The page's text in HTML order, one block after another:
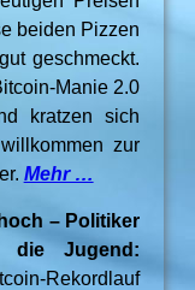
beiden Pizzen
geschmeckt.
Manie 2.0
kratzen sich
zur
Mehr …
– Politiker
die Jugend:
Rekordlauf